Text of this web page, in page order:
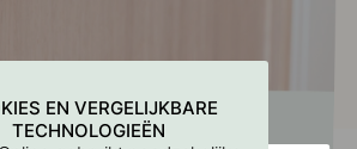
EN VERGELIJKBARE
TECHNOLOGIEËN